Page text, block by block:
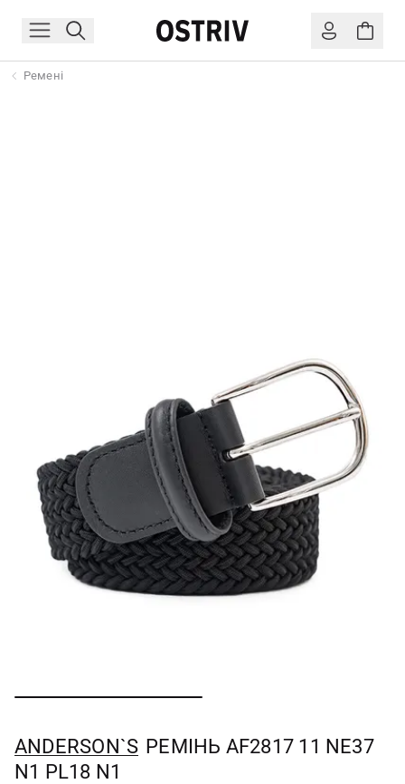
Ремені
ANDERSON`S РЕМІНЬ AF2817 11 NE37
N1 PL18 N1